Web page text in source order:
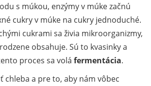
s múkou, enzýmy v múke začnú
cukry v múke na cukry jednoduché.
cukrami sa živia mikroorganizmy,
obsahuje. Sú to kvasinky a
proces sa volá fermentácia.
chleba a pre to, aby nám vôbec